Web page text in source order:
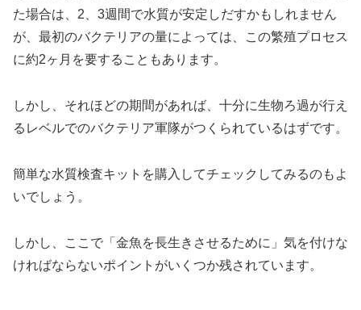
た場合は、2、3週間で水質が安定しだすかもしれません
が、最初のバクテリアの量によっては、この繁殖プロセス
に約2ヶ月を要することもあります。
しかし、それほどの期間があれば、十分に生物ろ過が行え
るレベルでのバクテリア軍隊がつくられているはずです。
簡単な水質検査キットを購入してチェックしてみるのもよ
いでしょう。
しかし、ここで「金魚を長生きさせるために」気を付けな
ければならないポイントがいくつか残されています。